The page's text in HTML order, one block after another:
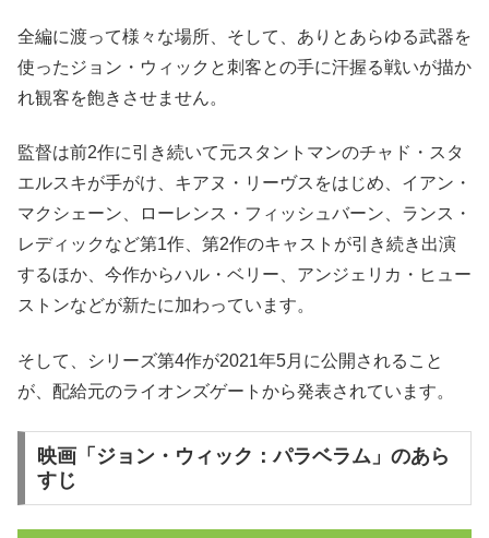
全編に渡って様々な場所、そして、ありとあらゆる武器を
使ったジョン・ウィックと刺客との手に汗握る戦いが描か
れ観客を飽きさせません。
監督は前2作に引き続いて元スタントマンのチャド・スタ
エルスキが手がけ、キアヌ・リーヴスをはじめ、イアン・
マクシェーン、ローレンス・フィッシュバーン、ランス・
レディックなど第1作、第2作のキャストが引き続き出演
するほか、今作からハル・ベリー、アンジェリカ・ヒュー
ストンなどが新たに加わっています。
そして、シリーズ第4作が2021年5月に公開されること
が、配給元のライオンズゲートから発表されています。
映画「ジョン・ウィック：パラベラム」のあら
すじ